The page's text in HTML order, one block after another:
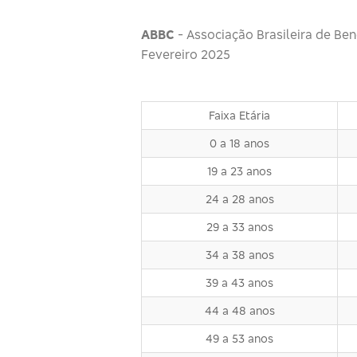
ABBC - Associação Brasileira de
Fevereiro 2025
Faixa Etária
0 a 18 anos
19 a 23 anos
24 a 28 anos
29 a 33 anos
34 a 38 anos
39 a 43 anos
44 a 48 anos
49 a 53 anos